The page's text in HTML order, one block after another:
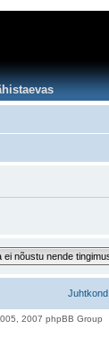
Juhtkond
2007 phpBB Group